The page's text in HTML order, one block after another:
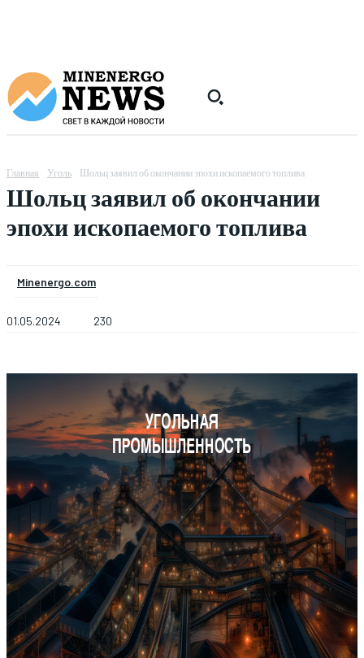
Главная Уголь Шольц заявил об окончании эпохи ископаемого топлива
Шольц заявил об окончании
эпохи ископаемого топлива
Minenergo.com
01.05.2024 230